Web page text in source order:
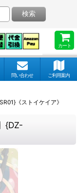
カート
検索
問い合わせ ご利用案内
《ストイケイア》
{DZ-